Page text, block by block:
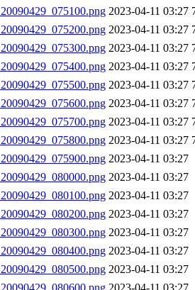
2023-04-11 03:27
2023-04-11 03:27
2023-04-11 03:27
2023-04-11 03:27
2023-04-11 03:27
2023-04-11 03:27
2023-04-11 03:27
2023-04-11 03:27
2023-04-11 03:27
2023-04-11 03:27
2023-04-11 03:27
2023-04-11 03:27
2023-04-11 03:27
2023-04-11 03:27
2023-04-11 03:27